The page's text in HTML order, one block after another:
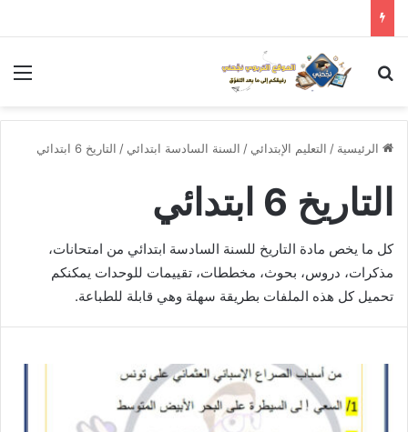
بحث عن
الرئيسية / التعليم الإبتدائي / السنة السادسة ابتدائي / التاريخ 6 ابتدائي
التاريخ 6 ابتدائي
كل ما يخص مادة التاريخ للسنة السادسة ابتدائي من امتحانات،
مذكرات، دروس، بحوث، مخططات، تقييمات للوحدات يمكنكم
تحميل كل هذه الملفات بطريقة سهلة وهي قابلة للطباعة.